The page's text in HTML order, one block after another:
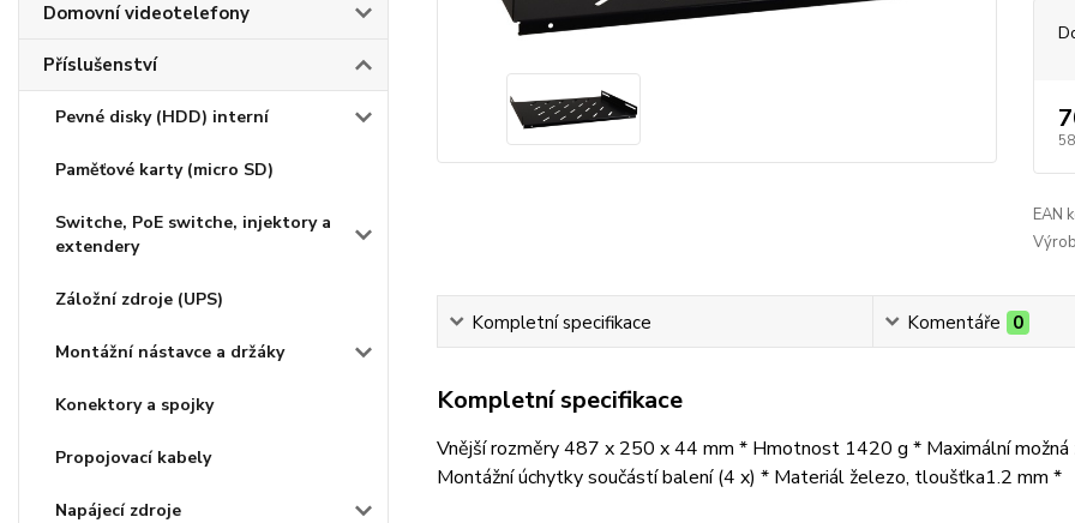
Domovní videotelefony
Příslušenství
Pevné disky (HDD) interní
Paměťové karty (micro SD)
Switche, PoE switche, injektory a
extendery
Záložní zdroje (UPS)
Montážní nástavce a držáky
Konektory a spojky
Propojovací kabely
Napájecí zdroje
EAN
Kompletní specifikace Komentáře 0
Kompletní specifikace
Vnější rozměry 487 x 250 x 44 mm * Hmotnost 1420 g * Maximální možná
Montážní úchytky součástí balení (4 x) * Materiál železo, tloušťka1.2 mm *